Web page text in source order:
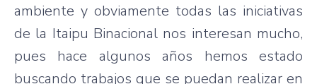
ambiente y obviamente todas las iniciativas
de la Itaipu Binacional nos interesan mucho,
pues hace algunos años hemos estado
buscando trabajos que se puedan realizar en